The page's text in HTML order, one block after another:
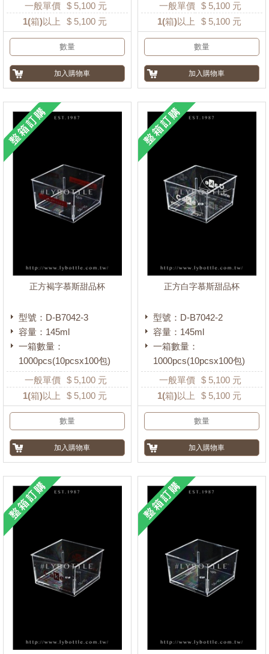
一般單價 $ 5,100 元
1(箱)以上 $ 5,100 元
一般單價 $ 5,100 元
1(箱)以上 $ 5,100 元
正方褐字慕斯甜品杯
型號：D-B7042-3
容量：145ml
一箱數量：
1000pcs(10pcsx100包)
一般單價 $ 5,100 元
1(箱)以上 $ 5,100 元
正方白字慕斯甜品杯
型號：D-B7042-2
容量：145ml
一箱數量：
1000pcs(10pcsx100包)
一般單價 $ 5,100 元
1(箱)以上 $ 5,100 元